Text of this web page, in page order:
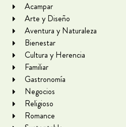
Acampar
Arte y Diseño
Aventura y Naturaleza
Bienestar
Cultura y Herencia
Familiar
Gastronomía
Negocios
Religioso
Romance